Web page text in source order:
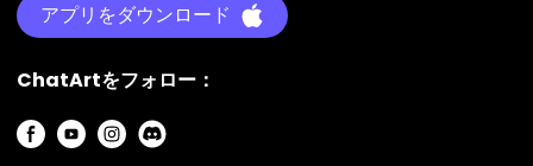
アプリをダウンロード
ChatArtをフォロー：